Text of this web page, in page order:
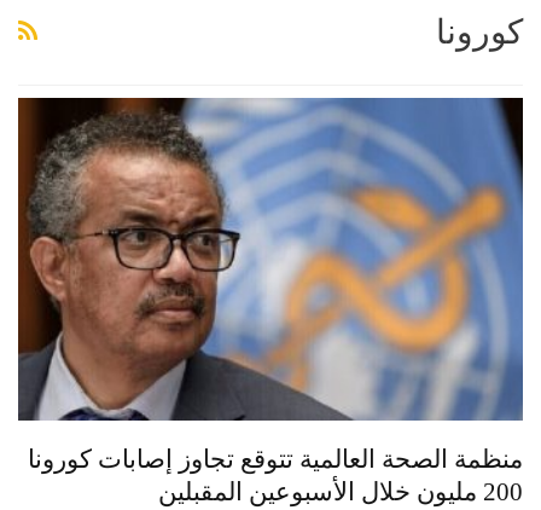
كورونا
منظمة الصحة العالمية تتوقع تجاوز إصابات كورونا
200 مليون خلال الأسبوعين المقبلين